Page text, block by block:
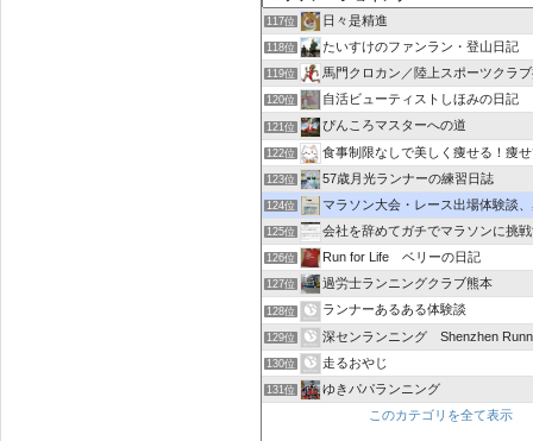
117位 日々是精進
118位 たいすけのファンラン・登山日記
119位 馬門クロカン／陸上スポーツクラ
120位 自活ビューティストしほみの日記
121位 ぴんころマスターへの道
122位 食事制限なしで美しく痩せる！痩
123位 57歳月光ランナーの練習日誌
124位 マラソン大会・レース出場体験談、感想｜レース
125位 会社を辞めてガチでマラソンに挑
126位 Run for Life ベリーの日記
127位 過労士ランニングクラブ熊本
128位 ランナーあるある体験談
129位 深センランニング Shenzhen
130位 走るおやじ
131位
ゆきパパランニング
このカテゴリを全て表示